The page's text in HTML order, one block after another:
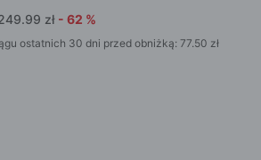
zł - 62 %
ostatnich 30 dni przed obniżką: 77.50 zł